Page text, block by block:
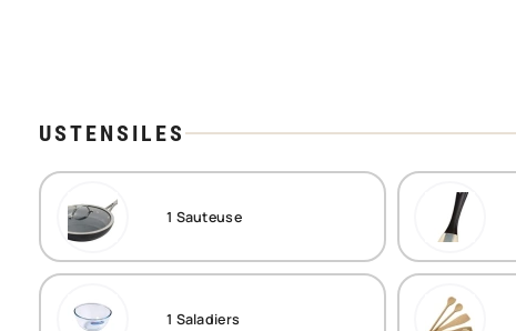
USTENSILES
1 Sauteuse
1 Saladiers